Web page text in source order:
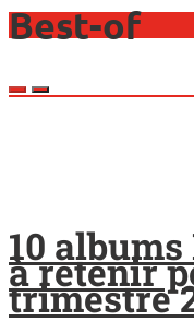
Best-of
10
à retenir
trimestre